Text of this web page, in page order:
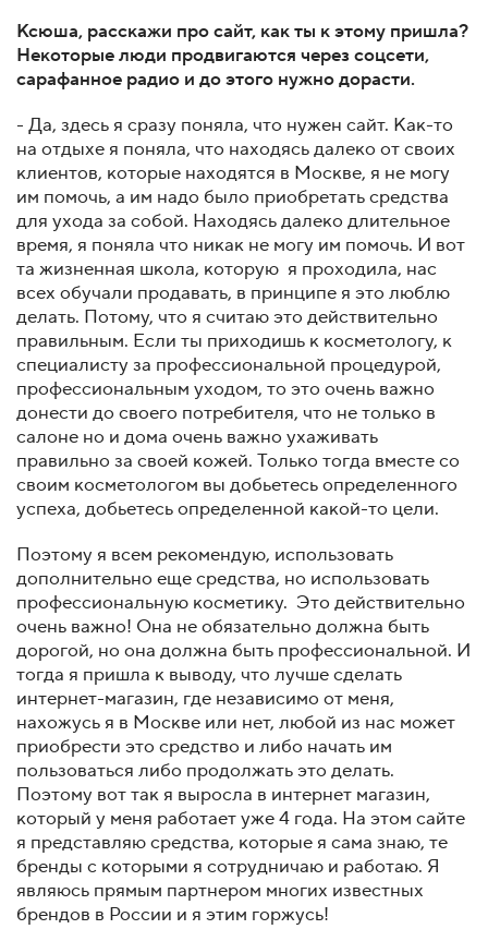
Ксюша, расскажи про сайт, как ты к этому пришла?
Некоторые люди продвигаются через соцсети,
сарафанное радио и до этого нужно дорасти.
- Да, здесь я сразу поняла, что нужен сайт. Как-то
на отдыхе я поняла, что находясь далеко от своих
клиентов, которые находятся в Москве, я не могу
им помочь, а им надо было приобретать средства
для ухода за собой. Находясь далеко длительное
время, я поняла что никак не могу им помочь. И вот
та жизненная школа, которую я проходила, нас
всех обучали продавать, в принципе я это люблю
делать. Потому, что я считаю это действительно
правильным. Если ты приходишь к косметологу, к
специалисту за профессиональной процедурой,
профессиональным уходом, то это очень важно
донести до своего потребителя, что не только в
салоне но и дома очень важно ухаживать
правильно за своей кожей. Только тогда вместе со
своим косметологом вы добьетесь определенного
успеха, добьетесь определенной какой-то цели.
Поэтому я всем рекомендую, использовать
дополнительно еще средства, но использовать
профессиональную косметику. Это действительно
очень важно! Она не обязательно должна быть
дорогой, но она должна быть профессиональной. И
тогда я пришла к выводу, что лучше сделать
интернет-магазин, где независимо от меня,
нахожусь я в Москве или нет, любой из нас может
приобрести это средство и либо начать им
пользоваться либо продолжать это делать.
Поэтому вот так я выросла в интернет магазин,
который у меня работает уже 4 года. На этом сайте
я представляю средства, которые я сама знаю, те
бренды с которыми я сотрудничаю и работаю. Я
являюсь прямым партнером многих известных
брендов в России и я этим горжусь!